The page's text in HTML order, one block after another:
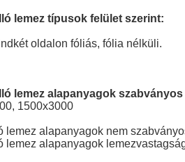
lemez típusok felület szerint:
oldalon fóliás, fólia nélküli.
lemez alapanyagok szabványos
1500x3000
lemez alapanyagok nem
lemez alapanyagok